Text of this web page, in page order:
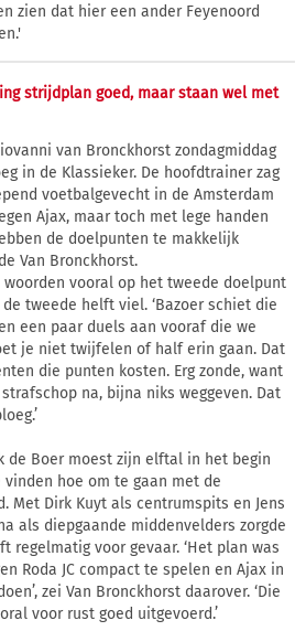
zien dat hier een ander Feyenoord
strijdplan goed, maar staan wel met
van Bronckhorst zondagmiddag
in de Klassieker. De hoofdtrainer zag
voetbalgevecht in de Amsterdam
Ajax, maar toch met lege handen
de doelpunten te makkelijk
Van Bronckhorst.
vooral op het tweede doelpunt
tweede helft viel. ‘Bazoer schiet die
een paar duels aan vooraf die we
je niet twijfelen of half erin gaan. Dat
die punten kosten. Erg zonde, want
na, bijna niks weggeven. Dat
de Boer moest zijn elftal in het begin
vinden hoe om te gaan met de
Met Dirk Kuyt als centrumspits en Jens
als diepgaande middenvelders zorgde
regelmatig voor gevaar. ‘Het plan was
Roda JC compact te spelen en Ajax in
zei Van Bronckhorst daarover. ‘Die
voor rust goed uitgevoerd.’